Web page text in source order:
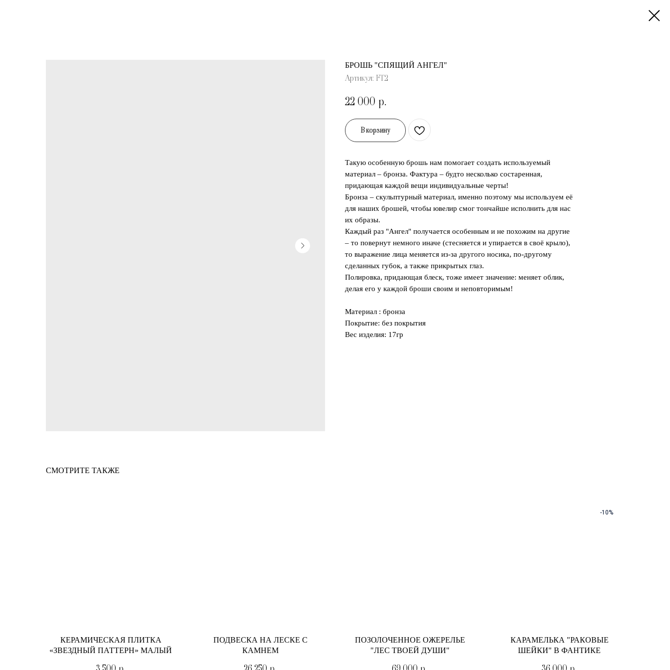
БРОШЬ "СПЯЩИЙ АНГЕЛ"
Артикул: FT2
22 000 р.
В корзину
Такую особенную брошь нам помогает создать используемый
материал – бронза. Фактура – будто несколько состаренная,
придающая каждой вещи индивидуальные черты!
Бронза – скульптурный материал, именно поэтому мы используем её
для наших брошей, чтобы ювелир смог тончайше исполнить для нас
их образы.
Каждый раз "Ангел" получается особенным и не похожим на другие
– то повернут немного иначе (стесняется и упирается в своё крыло),
то выражение лица меняется из-за другого носика, по-другому
сделанных губок, а также прикрытых глаз.
Полировка, придающая блеск, тоже имеет значение: меняет облик,
делая его у каждой броши своим и неповторимым!
Материал : бронза
Покрытие: без покрытия
Вес изделия: 17гр
СМОТРИТЕ ТАКЖЕ
КЕРАМИЧЕСКАЯ ПЛИТКА
«ЗВЕЗДНЫЙ ПАТТЕРН» МАЛЫЙ
ПОДВЕСКА НА ЛЕСКЕ С
КАМНЕМ
ПОЗОЛОЧЕННОЕ ОЖЕРЕЛЬЕ
"ЛЕС ТВОЕЙ ДУШИ"
-10%
КАРАМЕЛЬКА "РАКОВЫЕ
ШЕЙКИ" В ФАНТИКЕ